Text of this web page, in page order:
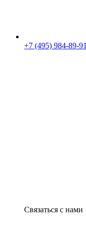
+7 (495) 984-89-91
Связаться с нами